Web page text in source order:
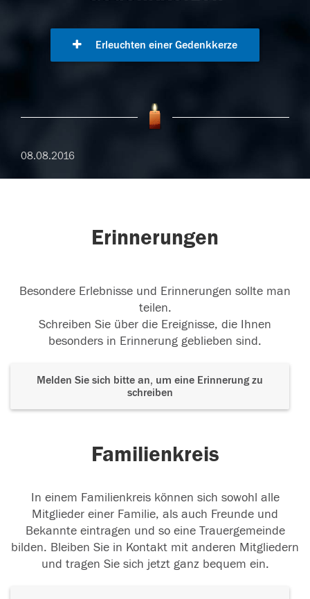
Erleuchten einer Gedenkkerze
08.08.2016
Erinnerungen
Besondere Erlebnisse und Erinnerungen sollte man
teilen.
Schreiben Sie über die Ereignisse, die Ihnen
besonders in Erinnerung geblieben sind.
Melden Sie sich bitte an, um eine Erinnerung zu
schreiben
Familienkreis
In einem Familienkreis können sich sowohl alle
Mitglieder einer Familie, als auch Freunde und
Bekannte eintragen und so eine Trauergemeinde
bilden. Bleiben Sie in Kontakt mit anderen Mitgliedern
und tragen Sie sich jetzt ganz bequem ein.